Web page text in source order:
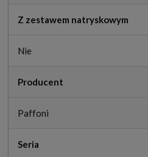
Z zestawem natryskowym
Nie
Producent
Paffoni
Seria